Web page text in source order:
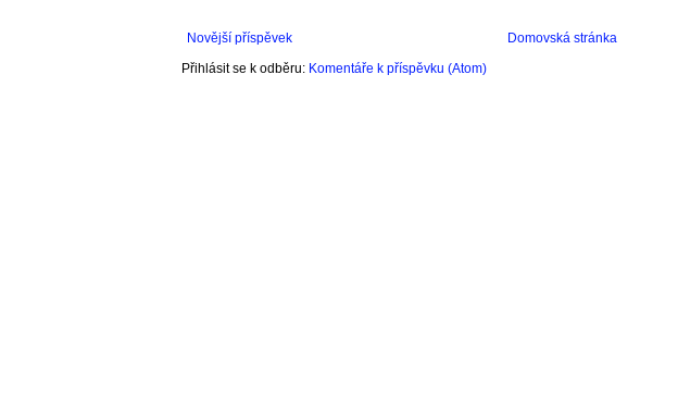
Novější příspěvek
Domovská stránka
Přihlásit se k odběru: Komentáře k příspěvku (Atom)